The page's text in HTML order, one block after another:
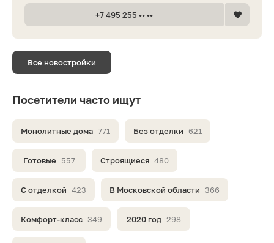
+7 495 255 •• ••
Все новостройки
Посетители часто ищут
Монолитные дома 771 Без отделки 621
Готовые 557 Строящиеся 480
С отделкой 423 В Московской области 366
Комфорт-класс 349 2020 год 298